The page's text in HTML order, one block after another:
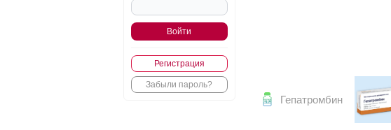
Регистрация
Забыли пароль?
Гепатромбин